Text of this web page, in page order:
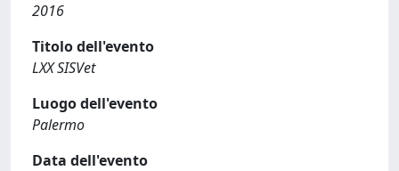
2016
Titolo dell'evento
LXX SISVet
Luogo dell'evento
Palermo
Data dell'evento